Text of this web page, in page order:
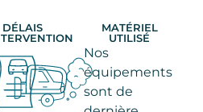
DÉLAIS
MATÉRIEL
UTILISÉ
Nos
équipements
sont de